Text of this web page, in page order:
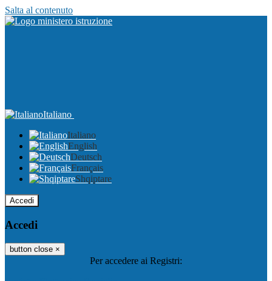
Salta al contenuto
Italiano
Italiano
English
Deutsch
Français
Shqiptare
Accedi
Accedi
button close ×
Per accedere ai Registri: